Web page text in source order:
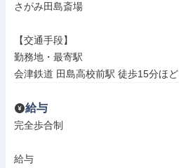
さがみ田島斎場
【交通手段】
勤務地・最寄駅
会津鉄道 田島高校前駅 徒歩15分ほど
給与
完全歩合制
給与